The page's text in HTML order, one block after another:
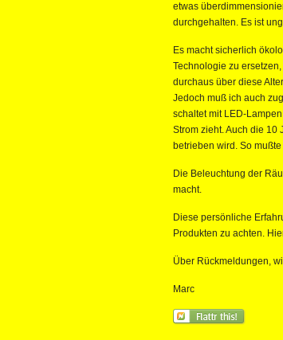
etwas
durchgehalten. Es ist
Es macht sicherlich
Technologie zu
durchaus über diese
Jedoch muß ich auch
schaltet mit LED-
Strom zieht. Auch die 10
betrieben wird. So
Die Beleuchtung der
macht.
Diese persönliche
Produkten zu achten.
Über Rückmeldungen,
Marc